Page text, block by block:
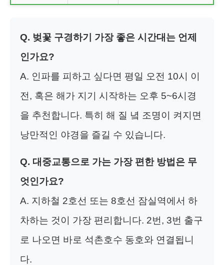
Q. 벚꽃 구경하기 가장 좋은 시간대는 언제
인가요?
A. 인파를 피하고 싶다면 평일 오전 10시 이
전, 혹은 해가 지기 시작하는 오후 5~6시경
을 추천합니다. 특히 해 질 녘 조명이 켜지면
낭만적인 야경을 즐길 수 있습니다.
Q. 대중교통으로 가는 가장 편한 방법은 무
엇인가요?
A. 지하철 2호선 또는 8호선 잠실역에서 하
차하는 것이 가장 편리합니다. 2번, 3번 출구
로 나오면 바로 석촌호수 동호와 연결됩니
다.